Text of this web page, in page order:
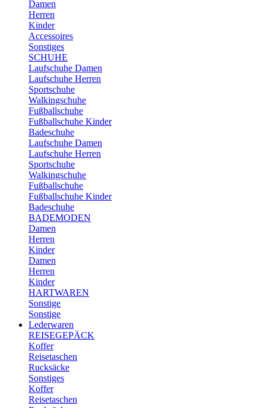
Damen
Herren
Kinder
Accessoires
Sonstiges
SCHUHE
Laufschuhe Damen
Laufschuhe Herren
Sportschuhe
Walkingschuhe
Fußballschuhe
Fußballschuhe Kinder
Badeschuhe
Laufschuhe Damen
Laufschuhe Herren
Sportschuhe
Walkingschuhe
Fußballschuhe
Fußballschuhe Kinder
Badeschuhe
BADEMODEN
Damen
Herren
Kinder
Damen
Herren
Kinder
HARTWAREN
Sonstige
Sonstige
Lederwaren
REISEGEPÄCK
Koffer
Reisetaschen
Rucksäcke
Sonstiges
Koffer
Reisetaschen